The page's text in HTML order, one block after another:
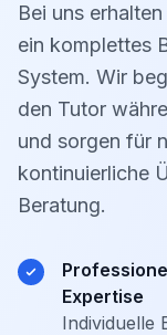
Bei uns
ein komplettes
System. Wir
den Tutor
und sorgen für
kontinuierliche
Beratung.
Expertise
Individuelle